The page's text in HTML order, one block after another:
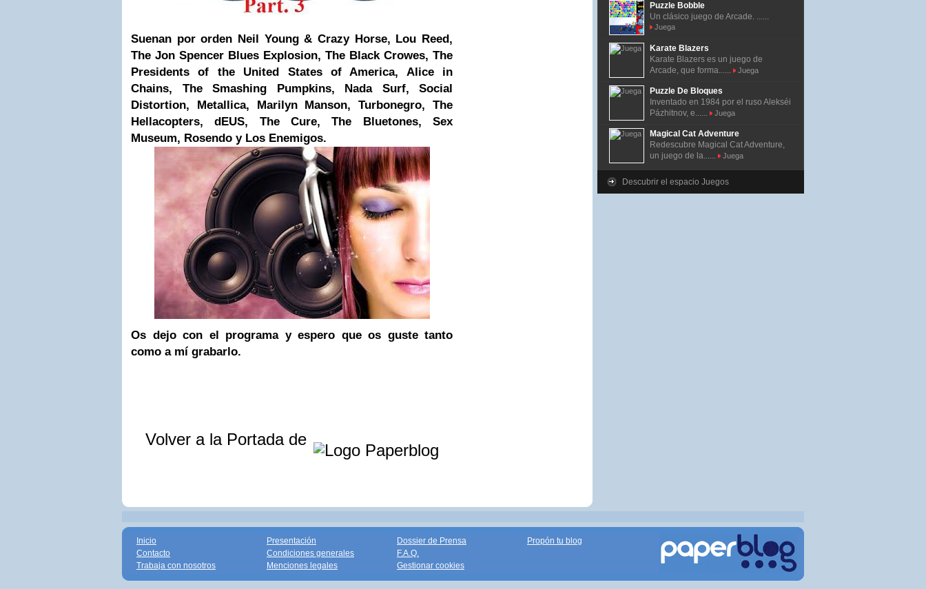
Suenan por orden Neil Young & Crazy Horse, Lou Reed,
The Jon Spencer Blues Explosion, The Black Crowes, The
Presidents of the United States of America, Alice in
Chains, The Smashing Pumpkins, Nada Surf, Social
Distortion, Metallica, Marilyn Manson, Turbonegro, The
Hellacopters, dEUS, The Cure, The Bluetones, Sex
Museum, Rosendo y Los Enemigos.
Os dejo con el programa y espero que os guste tanto
como a mí grabarlo.
Volver a la Portada de
Puzzle Bobble
Un clásico juego de Arcade. ......
Juega
Karate Blazers
Karate Blazers es un juego de
Arcade, que forma......
Juega
Puzzle De Bloques
Inventado en 1984 por el ruso Alekséi
Pázhitnov, e......
Juega
Magical Cat Adventure
Redescubre Magical Cat Adventure,
un juego de la......
Juega
Descubrir el espacio Juegos
Inicio
Contacto
Trabaja con nosotros
Presentación
Condiciones generales
Menciones legales
Dossier de Prensa
F.A.Q.
Gestionar cookies
Propón tu blog